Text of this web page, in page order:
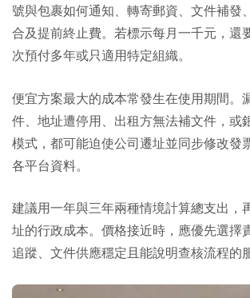
號與包裹如何通知、轉寄郵資、文件補發
合及提前終止費。若標示每月一千元，還
次預付多年或只適用特定組織。
便宜方案最大的成本常發生在使用期間。
件、地址遭停用、出租方無法補文件，或
模式，都可能迫使公司遷址並同步修改發
各平台資料。
建議用一年與三年兩種情境計算總支出，
址的行政成本。價格接近時，應優先選擇
追蹤、文件供應穩定且能說明查核流程的